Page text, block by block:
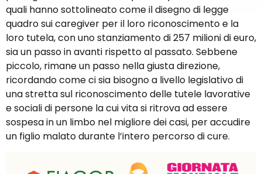
quali hanno sottolineato come il disegno di legge
quadro sui caregiver per il loro riconoscimento e la
loro tutela, con uno stanziamento di 257 milioni di euro,
sia un passo in avanti rispetto al passato. Sebbene
piccolo, rimane un passo nella giusta direzione,
ricordando come ci sia bisogno a livello legislativo di
una stretta sul riconoscimento delle tutele lavorative
e sociali di persone la cui vita si ritrova ad essere
sospesa in un limbo nel migliore dei casi, per accudire
un figlio malato durante l’intero percorso di cure.